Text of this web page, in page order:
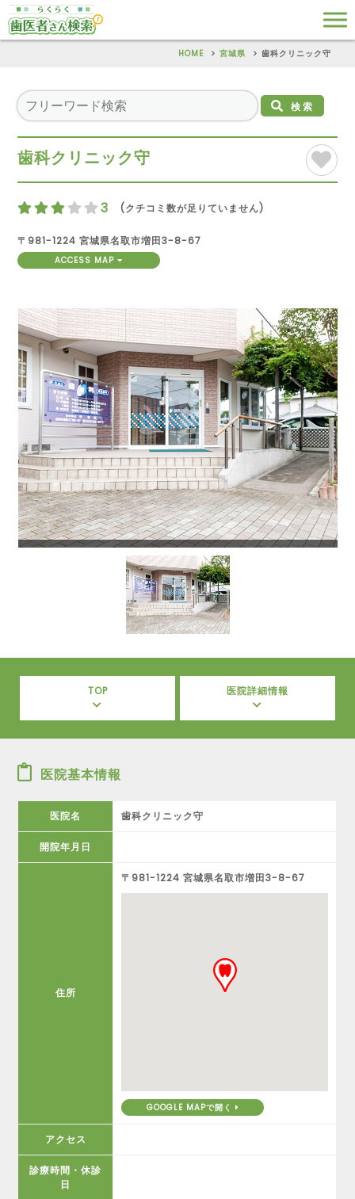
HOME 宮城県 歯科クリニック守
検索
歯科クリニック守
3 (クチコミ数が足りていません)
〒981-1224 宮城県名取市増田3-8-67
ACCESS MAP
TOP 医院詳細情報
医院基本情報
医院名 歯科クリニック守
開院年月日
住所
〒981-1224 宮城県名取市増田3-8-67
GOOGLE MAPで開く
アクセス
診療時間・休診
日